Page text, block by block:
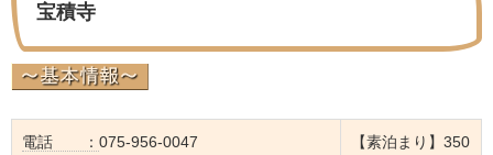
宝積寺
電話 ： 075-956-0047
【素泊まり】350